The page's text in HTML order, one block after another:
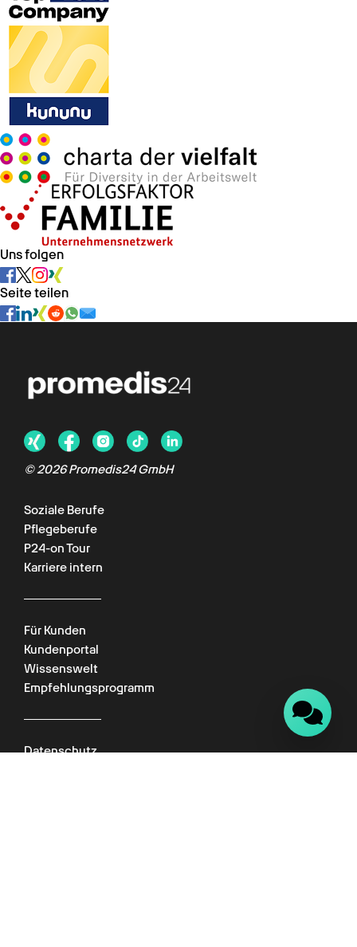
Uns folgen
Seite teilen
© 2026 Promedis24 GmbH
Soziale Berufe
Pflegeberufe
P24-on Tour
Karriere intern
Für Kunden
Kundenportal
Wissenswelt
Empfehlungsprogramm
Datenschutz
Chat verfügbar